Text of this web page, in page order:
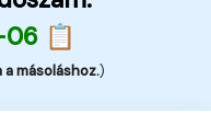
06 📋
másoláshoz.)